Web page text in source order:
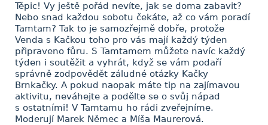
Těpic! Vy ještě pořád nevíte, jak se doma zabavit?
Nebo snad každou sobotu čekáte, až co vám poradí
Tamtam? Tak to je samozřejmě dobře, protože
Venda s Kačkou toho pro vás mají každý týden
připraveno fůru. S Tamtamem můžete navíc každý
týden i soutěžit a vyhrát, když se vám podaří
správně zodpovědět záludné otázky Kačky
Brnkačky. A pokud naopak máte tip na zajímavou
aktivitu, neváhejte a podělte se o svůj nápad
s ostatními! V Tamtamu ho rádi zveřejníme.
Moderují Marek Němec a Míša Maurerová.